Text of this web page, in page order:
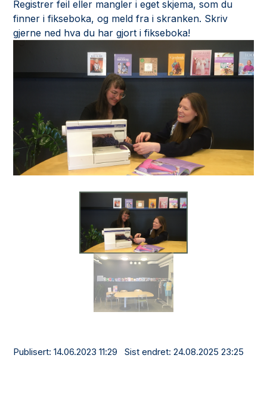
Registrer feil eller mangler i eget skjema, som du
finner i fikseboka, og meld fra i skranken. Skriv
gjerne ned hva du har gjort i fikseboka!
Publisert 14.06.2023 11:29 Sist endret 24.08.2025 23:25